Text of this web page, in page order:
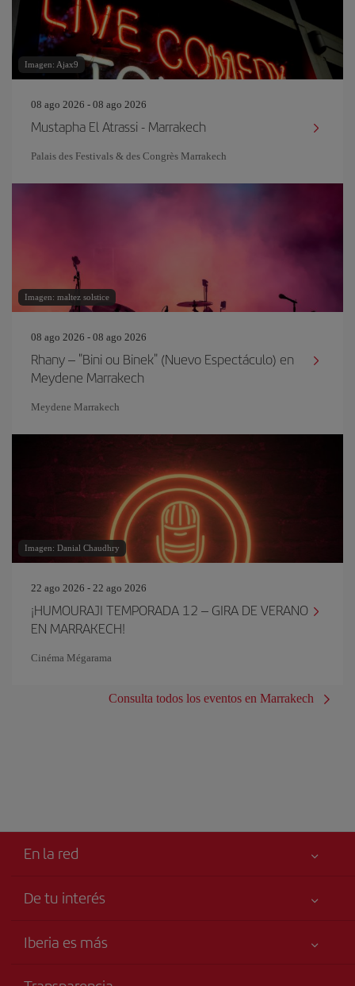
Imagen: Ajax9
08 ago 2026 - 08 ago 2026
Mustapha El Atrassi - Marrakech
Palais des Festivals & des Congrès Marrakech
Imagen: maltez solstice
08 ago 2026 - 08 ago 2026
Rhany – "Bini ou Binek" (Nuevo Espectáculo) en
Meydene Marrakech
Meydene Marrakech
Imagen: Danial Chaudhry
22 ago 2026 - 22 ago 2026
¡HUMOURAJI TEMPORADA 12 – GIRA DE VERANO
EN MARRAKECH!
Cinéma Mégarama
Consulta todos los eventos en Marrakech
En la red
De tu interés
Accesibilidad
Iberia es más